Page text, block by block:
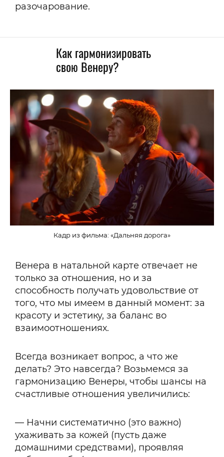
разочарование.
Как гармонизировать
свою Венеру?
Кадр из фильма: «Дальняя дорога»
Венера в натальной карте отвечает не
только за отношения, но и за
способность получать удовольствие от
того, что мы имеем в данный момент: за
красоту и эстетику, за баланс во
взаимоотношениях.
Всегда возникает вопрос, а что же
делать? Это навсегда? Возьмемся за
гармонизацию Венеры, чтобы шансы на
счастливые отношения увеличились:
— Начни систематично (это важно)
ухаживать за кожей (пусть даже
домашними средствами), проявляя